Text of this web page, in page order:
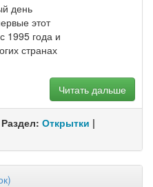
день
этот
1995 года и
странах
Читать дальше
Открытки |